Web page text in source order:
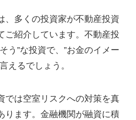
、多くの投資家が不動産投資
ご紹介しています。不動産投
う”な投資で、”お金のイメー
えるでしょう。
では空室リスクへの対策を真
ります。金融機関が融資に積